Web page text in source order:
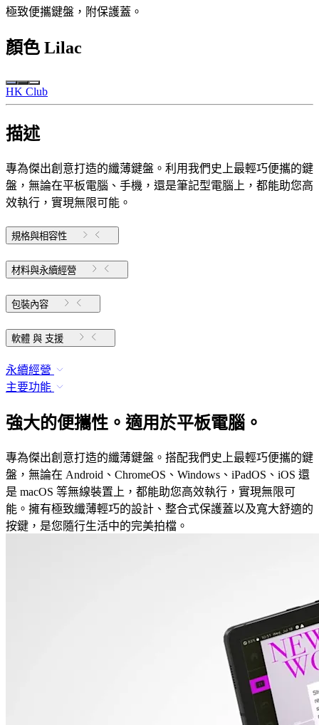
極致便攜鍵盤，附保護蓋。
顏色 Lilac
HK Club
描述
專為傑出創意打造的纖薄鍵盤。利用我們史上最輕巧便攜的鍵
盤，無論在平板電腦、手機，還是筆記型電腦上，都能助您高
效執行，實現無限可能。
規格與相容性
材料與永續經營
包裝內容
軟體 與 支援
永續經營
主要功能
強大的便攜性。適用於平板電腦。
專為傑出創意打造的纖薄鍵盤。搭配我們史上最輕巧便攜的鍵
盤，無論在 Android、ChromeOS、Windows、iPadOS、iOS 還
是 macOS 等無線裝置上，都能助您高效執行，實現無限可
能。擁有極致纖薄輕巧的設計、整合式保護蓋以及寬大舒適的
按鍵，是您隨行生活中的完美拍檔。